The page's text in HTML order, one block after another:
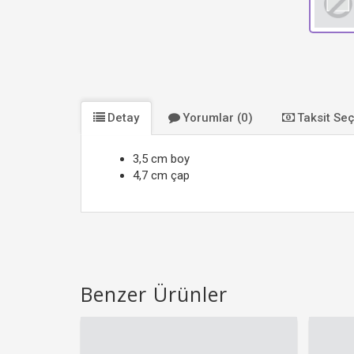
Detay Yorumlar (0) Taksit
3,5 cm boy
4,7 cm çap
Benzer Ürünler